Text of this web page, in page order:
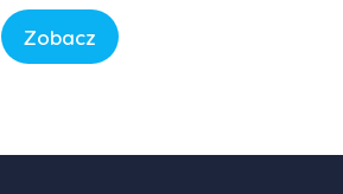
świecie pełnym bodźców i szybkiego
CBeebies oferuje przestrzeń, w której
mogą odkrywać świat w sposób
Zobacz